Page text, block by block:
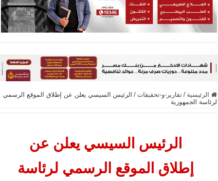
الرئيسية / تقارير-و-تحقيقات / الرئيس السيسي يعلن عن إطلاق الموقع الرسمي
لرئاسة الجمهورية
الرئيس السيسي يعلن عن
إطلاق الموقع الرسمي لرئاسة